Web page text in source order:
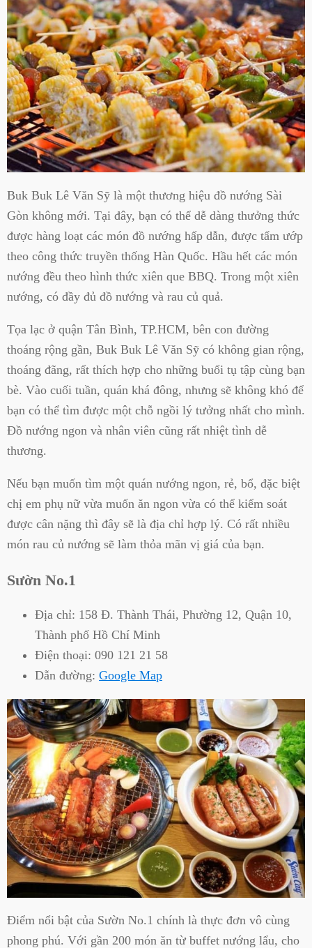
Buk Buk Lê Văn Sỹ là một thương hiệu đồ nướng Sài
Gòn không mới. Tại đây, bạn có thể dễ dàng thưởng thức
được hàng loạt các món đồ nướng hấp dẫn, được tẩm ướp
theo công thức truyền thống Hàn Quốc. Hầu hết các món
nướng đều theo hình thức xiên que BBQ. Trong một xiên
nướng, có đầy đủ đồ nướng và rau củ quả.
Tọa lạc ở quận Tân Bình, TP.HCM, bên con đường
thoáng rộng gần, Buk Buk Lê Văn Sỹ có không gian rộng,
thoáng đãng, rất thích hợp cho những buổi tụ tập cùng bạn
bè. Vào cuối tuần, quán khá đông, nhưng sẽ không khó để
bạn có thể tìm được một chỗ ngồi lý tưởng nhất cho mình.
Đồ nướng ngon và nhân viên cũng rất nhiệt tình dễ
thương.
Nếu bạn muốn tìm một quán nướng ngon, rẻ, bổ, đặc biệt
chị em phụ nữ vừa muốn ăn ngon vừa có thể kiểm soát
được cân nặng thì đây sẽ là địa chỉ hợp lý. Có rất nhiều
món rau củ nướng sẽ làm thỏa mãn vị giá của bạn.
Sườn No.1
Địa chỉ: 158 Đ. Thành Thái, Phường 12, Quận 10,
Thành phố Hồ Chí Minh
Điện thoại: 090 121 21 58
Dẫn đường: Google Map
Điểm nổi bật của Sườn No.1 chính là thực đơn vô cùng
phong phú. Với gần 200 món ăn từ buffet nướng lẩu, cho